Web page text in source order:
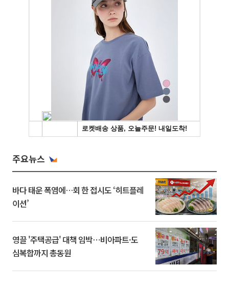
주요뉴스
바다 태운 폭염에…회 한 접시도 ‘히트플레
이션’
영끌 '주택공급' 대책 임박⋯비아파트·도
심복합까지 총동원